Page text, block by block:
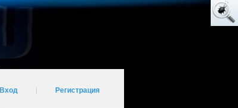
Вход Регистрация